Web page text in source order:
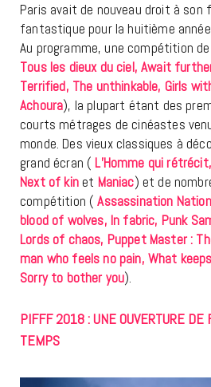
Paris avait de nouveau droit à
fantastique pour la huitième
Au programme, une compétition
Tous les dieux du ciel, Await
Terrified, The unthinkable, Girls
Achoura), la plupart étant des
courts métrages de cinéastes
monde. Des vieux classiques à
grand écran ( L’Homme qui
Next of kinet Maniac) et de
compétition (Assassination
blood of wolves, In fabric, Punk
Lords of chaos, Puppet Master :
man who feels no pain, What
Sorry to bother you).
PIFFF 2018 : UNE OUVERTURE DE
TEMPS